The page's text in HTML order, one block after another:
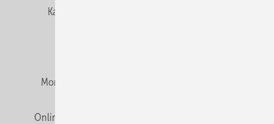
Karriere bei Gentner
Montagezeiten Heizung
Online Mediadaten